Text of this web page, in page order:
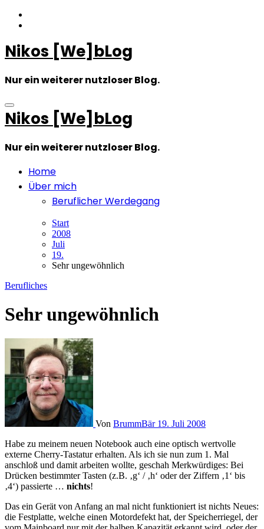
Zum
Inhalt
Nikos [We]bLog
Nur ein weiterer nutzloser Blog.
Nikos [We]bLog
Nur ein weiterer nutzloser Blog.
Home
Über mich
Beruflicher Werdegang
Start
2008
Juli
19.
Sehr ungewöhnlich
Berufliches
Sehr ungewöhnlich
Von BrummBär 19. Juli 2008
Habe zu meinem neuen Notebook auch eine optisch wertvolle
externe Cherry-Tastatur erhalten. Als ich sie nun zum 1. Mal
anschloß und damit arbeiten wollte, geschah Merkwürdiges: Bei
Drücken bestimmter Tasten (z.B. ‚g‘ / ‚h‘ oder der Ziffern ‚1‘ bis
‚4‘) passierte … nichts!
Das ein Gerät von Anfang an mal nicht funktioniert ist nichts Neues:
die Festplatte, welche einen Motordefekt hat, der Speicherriegel, der